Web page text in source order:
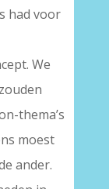
had voor
We
thema’s
moest
ander.